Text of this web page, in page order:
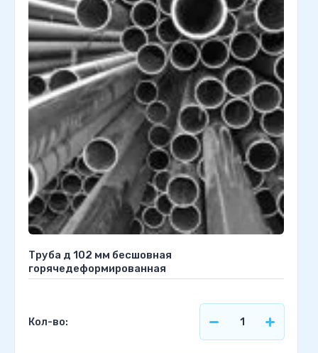
Труба д 102 мм бесшовная
горячедеформированная
Кол-во: